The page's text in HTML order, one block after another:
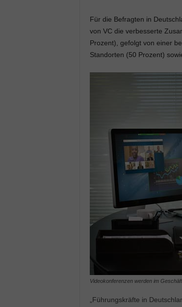
Für die Befragten in
von VC die verbesserte
Prozent), gefolgt von einer
Standorten (50 Prozent)
Videokonferenzen werden im
„Führungskräfte in